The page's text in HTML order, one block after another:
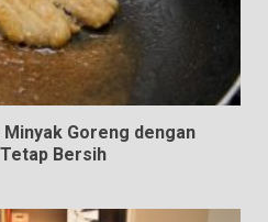
Goreng dengan
Bersih